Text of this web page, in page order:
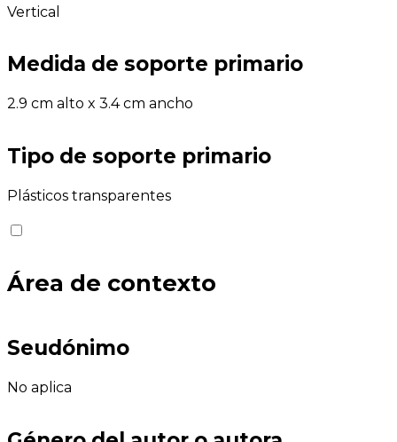
Vertical
Medida de soporte primario
2.9 cm alto x 3.4 cm ancho
Tipo de soporte primario
Plásticos transparentes
Área de contexto
Seudónimo
No aplica